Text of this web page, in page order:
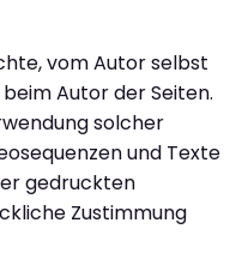
vom Autor selbst
Autor der Seiten.
solcher
und Texte
gedruckten
Zustimmung